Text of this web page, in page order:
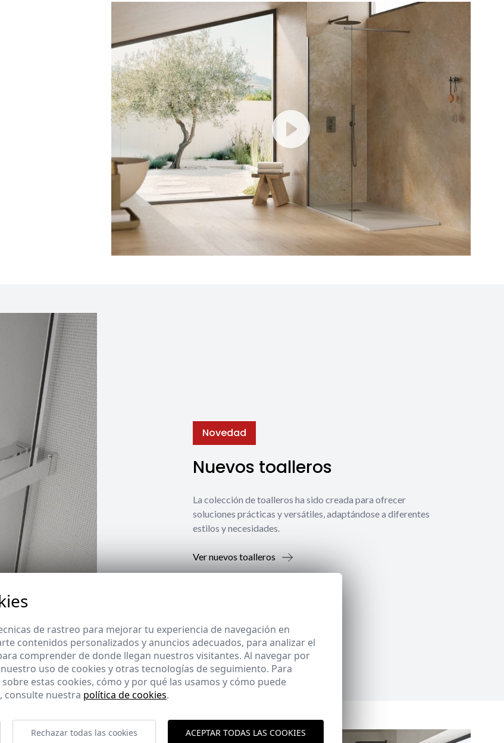
Novedad
Nuevos toalleros
La colección de toalleros ha sido creada para ofrecer
soluciones prácticas y versátiles, adaptándose a diferentes
estilos y necesidades.
Ver nuevos toalleros
de rastreo para mejorar tu experiencia de navegación en
contenidos personalizados y anuncios adecuados, para analizar el
comprender de donde llegan nuestros visitantes. Al navegar por
uso de cookies y otras tecnologías de seguimiento. Para
estas cookies, cómo y por qué las usamos y cómo puede
consulte nuestra política de cookies.
Rechazar todas las cookies ACEPTAR TODAS LAS COOKIES